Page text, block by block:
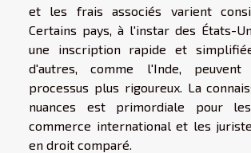
et les frais associés varient
Certains pays, à l'instar des États-
une inscription rapide et
d'autres, comme l'Inde,
processus plus rigoureux. La
nuances est primordiale pour
commerce international et les
en droit comparé.